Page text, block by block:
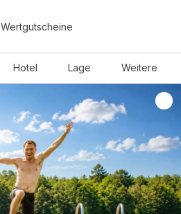
Wertgutscheine
Hotel Lage Weitere